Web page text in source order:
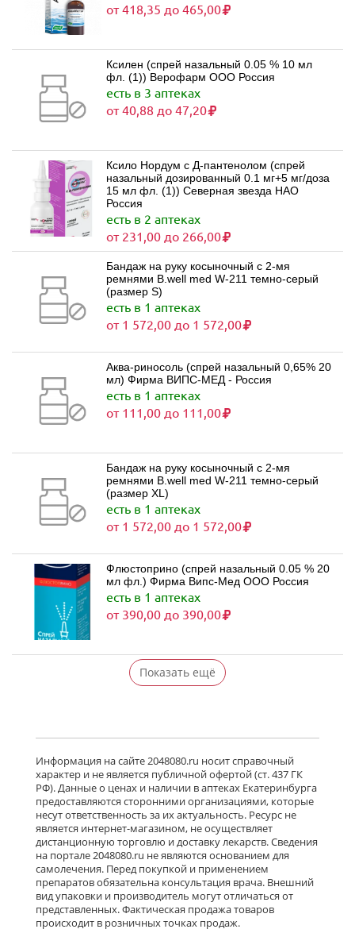
от 418,35 до 465,00
Ксилен (спрей назальный 0.05 % 10 мл
фл. (1)) Верофарм ООО Россия
есть в 3 аптеках
от 40,88 до 47,20
Ксило Нордум с Д-пантенолом (спрей
назальный дозированный 0.1 мг+5 мг/доза
15 мл фл. (1)) Северная звезда НАО
Россия
есть в 2 аптеках
от 231,00 до 266,00
Бандаж на руку косыночный с 2-мя
ремнями B.well med W-211 темно-серый
(размер S)
есть в 1 аптеках
от 1 572,00 до 1 572,00
Аква-риносоль (спрей назальный 0,65% 20
мл) Фирма ВИПС-МЕД - Россия
есть в 1 аптеках
от 111,00 до 111,00
Бандаж на руку косыночный с 2-мя
ремнями B.well med W-211 темно-серый
(размер XL)
есть в 1 аптеках
от 1 572,00 до 1 572,00
Флюстоприно (спрей назальный 0.05 % 20
мл фл.) Фирма Випс-Мед ООО Россия
есть в 1 аптеках
от 390,00 до 390,00
Показать ещё
Информация на сайте 2048080.ru носит справочный
характер и не является публичной офертой (ст. 437 ГК
РФ). Данные о ценах и наличии в аптеках Екатеринбурга
предоставляются сторонними организациями, которые
несут ответственность за их актуальность. Ресурс не
является интернет-магазином, не осуществляет
дистанционную торговлю и доставку лекарств. Сведения
на портале 2048080.ru не являются основанием для
самолечения. Перед покупкой и применением
препаратов обязательна консультация врача. Внешний
вид упаковки и производитель могут отличаться от
представленных. Фактическая продажа товаров
происходит в розничных точках продаж.